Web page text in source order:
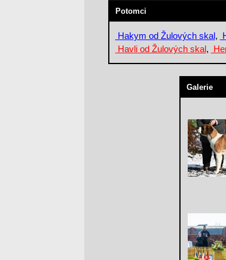
Potomci
Hakym od Žulových skal,
Havli od Žulových skal,
Galerie